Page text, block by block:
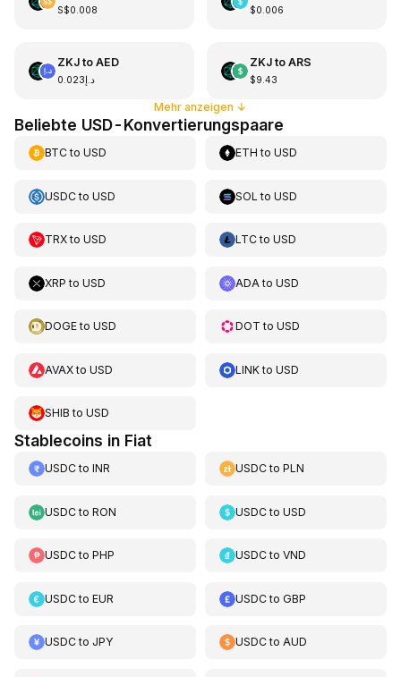
S$0.008 $0.006
ZKJto AED
د.إ0.023
ZKJto ARS
$9.43
Mehr anzeigen ↓
Beliebte USD-Konvertierungspaare
BTCto USD ETH toUSD
USDCto USD SOL toUSD
TRXto USD LTCtoUSD
XRP to USD ADA toUSD
DOGEto USD DOT toUSD
AVAXto USD LINKtoUSD
SHIB to USD
Stablecoins in Fiat
USDCto INR USDCtoPLN
USDCto RON USDCtoUSD
USDCto PHP USDCtoVND
USDCto EUR USDCtoGBP
USDCto JPY USDCtoAUD